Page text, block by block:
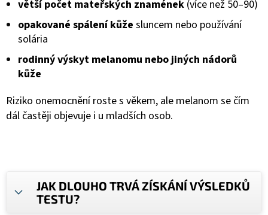
větší počet mateřských znamének (více než 50–90)
opakované spálení kůže sluncem nebo používání
solária
rodinný výskyt melanomu nebo jiných nádorů
kůže
Riziko onemocnění roste s věkem, ale melanom se čím
dál častěji objevuje i u mladších osob.
JAK DLOUHO TRVÁ ZÍSKÁNÍ VÝSLEDKŮ
TESTU?